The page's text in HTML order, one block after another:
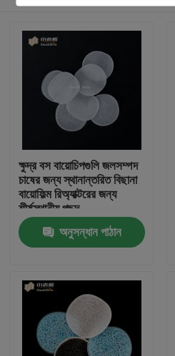
বাড়ি
পণ্য
ক্ষুদ্র বস বায়োচিপগুলি জলসম্পদ
চাষের জন্য স্থানান্তরিত বিছানা
বায়োফিল্ম রিঅ্যাক্টরের জন্য
শীর্ষস্থানীয় পছন্দ
অনুসন্ধান পাঠান